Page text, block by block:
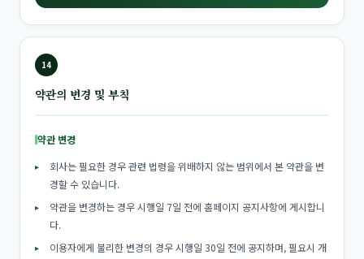
14
약관의 변경 및 부칙
약관 변경
회사는 필요한 경우 관련 법령을 위배하지 않는 범위에서 본 약관을 변
경할 수 있습니다.
약관을 변경하는 경우 시행일 7일 전에 홈페이지 공지사항에 게시합니
다.
이용자에게 불리한 변경의 경우 시행일 30일 전에 공지하며, 필요시 개